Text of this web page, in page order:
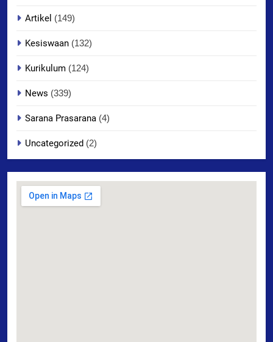
Artikel (149)
Kesiswaan (132)
Kurikulum (124)
News (339)
Sarana Prasarana (4)
Uncategorized (2)